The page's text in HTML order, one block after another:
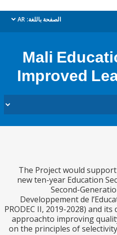
الصفحة باللغة: AR
dropdown
Mali
The Project would
new ten-year
Second-
Developpement de
PRODEC II, 2019-
approachto
on the principles of